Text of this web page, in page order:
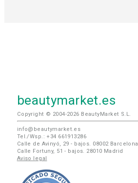
beautymarket.es
Copyright © 2004-2026 BeautyMarket S.L.
info@beautymarket.es
Tel./Wsp.: +34 661913286
Calle de Avinyó, 29 - bajos. 08002 Barcelona
Calle Fortuny, 51 - bajos. 28010 Madrid
Aviso legal